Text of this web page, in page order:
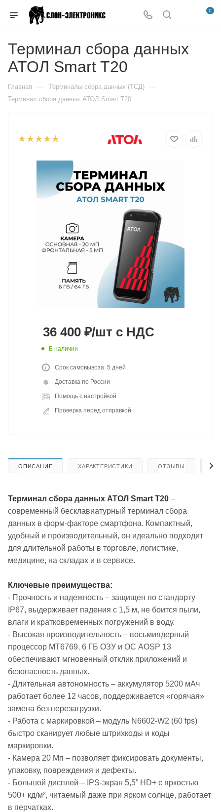
0
Терминал сбора данных
АТОЛ Smart T20
Главная — Терминалы сбора данных (ТСД) —
Терминал сбора данных АТОЛ Smart T20
36 400 ₽/шт с НДС
В наличии
Срок самовывоза: 5 дней
Доставка по России
Помощь с настройкой
Проверка перед отправкой
ОПИСАНИЕ ХАРАКТЕРИСТИКИ ОТЗЫВЫ
Терминал сбора данных АТОЛ Smart T20 –
современный бесклавиатурный терминал сбора
данных в форм-факторе смартфона. Компактный,
удобный и производительный, он идеально подходит
для длительной работы в торговле, логистике,
медицине, на складах и в сервисе.
Ключевые преимущества:
- Прочность и надежность – защищен по стандарту
IP67, выдерживает падения с 1,5 м, не боится пыли,
влаги и кратковременных погружений в воду.
- Высокая производительность – восьмиядерный
процессор MT6769, 6 ГБ ОЗУ и ОС AOSP 13
обеспечивают мгновенный отклик приложений и
безопасность данных.
- Длительная автономность – аккумулятор 5200 мАч
работает более 12 часов, поддерживается «горячая»
замена без перезагрузки.
- Работа с маркировкой – модуль N6602-W2 (60 fps)
быстро сканирует любые штрихкоды и коды
маркировки.
- Камера 20 Мп – позволяет фиксировать документы,
упаковку, повреждения и дефекты.
- Большой дисплей – IPS-экран 5,5” HD+ с яркостью
500+ кд/м², читаемый даже при ярком солнце, работает
в перчатках.